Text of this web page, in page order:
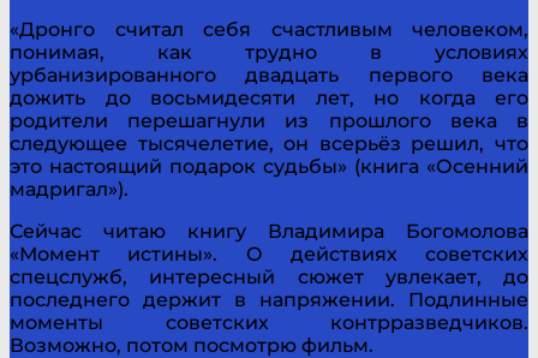
«Дронго считал себя счастливым человеком,
понимая, как трудно в условиях
урбанизированного двадцать первого века
дожить до восьмидесяти лет, но когда его
родители перешагнули из прошлого века в
следующее тысячелетие, он всерьёз решил, что
это настоящий подарок судьбы» (книга «Осенний
мадригал»).
Сейчас читаю книгу Владимира Богомолова
«Момент истины». О действиях советских
спецслужб, интересный сюжет увлекает, до
последнего держит в напряжении. Подлинные
моменты советских контрразведчиков.
Возможно, потом посмотрю фильм.